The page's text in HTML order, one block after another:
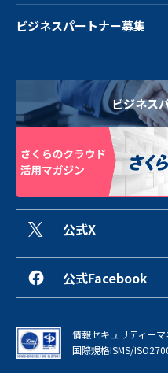
ビジネスパートナー募集
ビジネス
公式X
公式Facebook
情報セキュリティー
国際規格ISMS/